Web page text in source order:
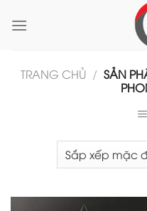
TRANG CHỦ / SẢN